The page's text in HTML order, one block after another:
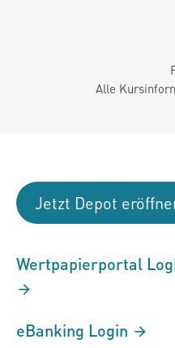
Alle
Jetzt Depot
Wertpapierportal
eBanking Login